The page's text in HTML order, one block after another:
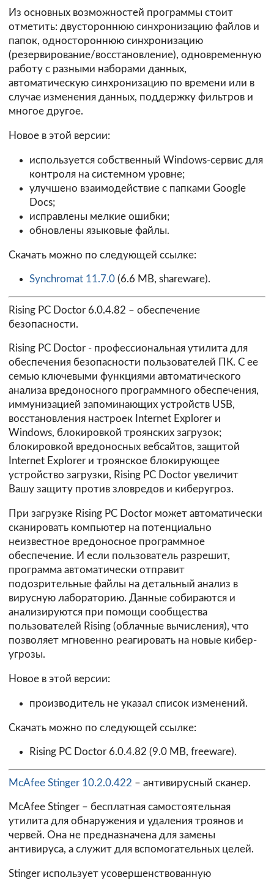
Из основных возможностей программы стоит
отметить: двустороннюю синхронизацию файлов и
папок, одностороннюю синхронизацию
(резервирование/восстановление), одновременную
работу с разными наборами данных,
автоматическую синхронизацию по времени или в
случае изменения данных, поддержку фильтров и
многое другое.
Новое в этой версии:
используется собственный Windows-сервис для
контроля на системном уровне;
улучшено взаимодействие с папками Google
Docs;
исправлены мелкие ошибки;
обновлены языковые файлы.
Скачать можно по следующей ссылке:
Synchromat 11.7.0(6.6 MB, shareware).
Rising PC Doctor 6.0.4.82 – обеспечение
безопасности.
Rising PC Doctor - профессиональная утилита для
обеспечения безопасности пользователей ПК. С ее
семью ключевыми функциями автоматического
анализа вредоносного программного обеспечения,
иммунизацией запоминающих устройств USB,
восстановления настроек Internet Explorer и
Windows, блокировкой троянских загрузок;
блокировкой вредоносных вебсайтов, защитой
Internet Explorer и троянское блокирующее
устройство загрузки, Rising PC Doctor увеличит
Вашу защиту против зловредов и киберугроз.
При загрузке Rising PC Doctor может автоматически
сканировать компьютер на потенциально
неизвестное вредоносное программное
обеспечение. И если пользователь разрешит,
программа автоматически отправит
подозрительные файлы на детальный анализ в
вирусную лабораторию. Данные собираются и
анализируются при помощи сообщества
пользователей Rising (облачные вычисления), что
позволяет мгновенно реагировать на новые кибер-
угрозы.
Новое в этой версии:
производитель не указал список изменений.
Скачать можно по следующей ссылке:
Rising PC Doctor 6.0.4.82 (9.0 MB, freeware).
McAfee Stinger 10.2.0.422 – антивирусный сканер.
McAfee Stinger – бесплатная самостоятельная
утилита для обнаружения и удаления троянов и
червей. Она не предназначена для замены
антивируса, а служит для вспомогательных целей.
Stinger использует усовершенствованную